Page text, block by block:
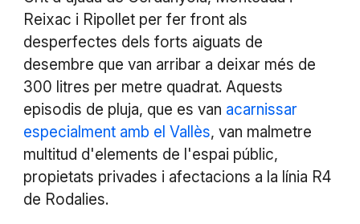
Reixac i Ripollet per fer front als
desperfectes dels forts aiguats de
desembre que van arribar a deixar més de
300 litres per metre quadrat. Aquests
episodis de pluja, que es van acarnissar
especialment amb el Vallès, van malmetre
multitud d'elements de l'espai públic,
propietats privades i afectacions a la línia R4
de Rodalies.